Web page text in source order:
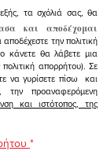
τα σχόλιά σας, θα
και αποδέχομαι
αποδέχεστε την πολιτική
κάνετε θα λάβετε μια
απορρήτου). Σε
να γυρίσετε πίσω και
την προαναφερόμενη
και ιστότοπος, της
*